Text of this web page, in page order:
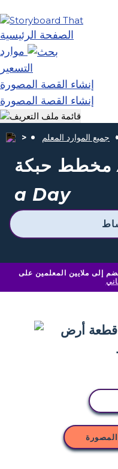
الصفحة الرئيسية
موارد
التسعير
إنشاء القصة المصورة
إنشاء القصة المصورة
جميع الموارد المعلم
مخطط حبكة
a Day